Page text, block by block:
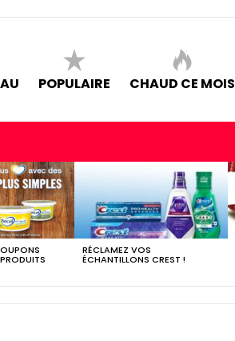
POPULAIRE CHAUD CE MOIS
RÉCLAMEZ VOS
ÉCHANTILLONS CREST !